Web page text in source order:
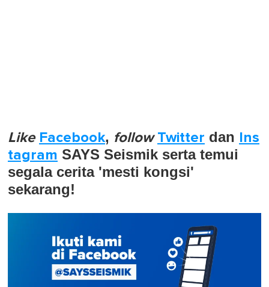
Like Facebook, follow Twitter dan Ins
tagram SAYS Seismik serta temui
segala cerita 'mesti kongsi'
sekarang!